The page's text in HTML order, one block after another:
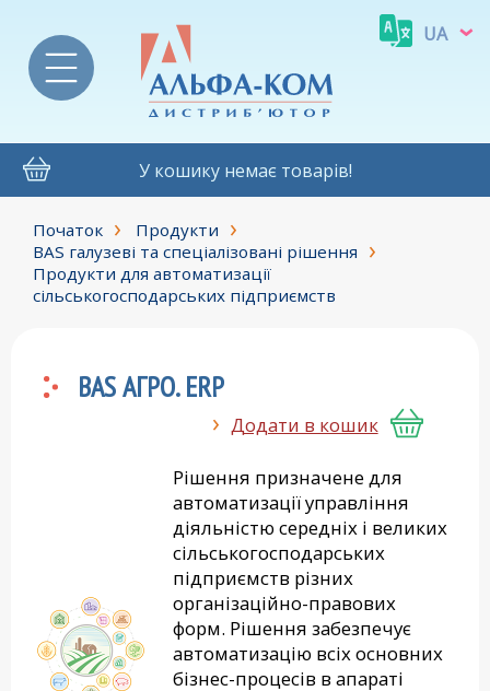
UA
У кошику немає товарів!
Початок
Продукти
BAS галузеві та спеціалізовані рішення
Продукти для автоматизації
сільськогосподарських підприємств
BAS АГРО. ERP
Додати в кошик
Рішення призначене для
автоматизації управління
діяльністю середніх і великих
сільськогосподарських
підприємств різних
організаційно-правових
форм. Рішення забезпечує
автоматизацію всіх основних
бізнес-процесів в апараті